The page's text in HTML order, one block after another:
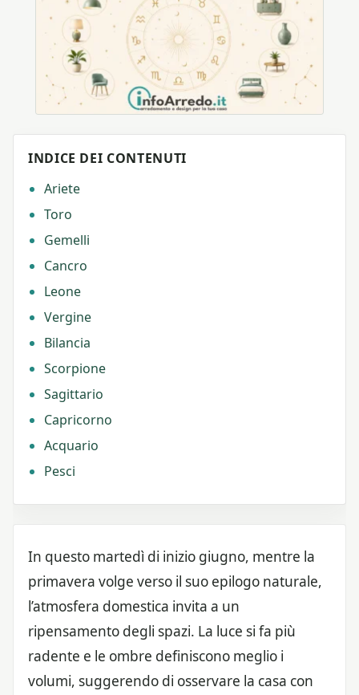
INDICE DEI CONTENUTI
Ariete
Toro
Gemelli
Cancro
Leone
Vergine
Bilancia
Scorpione
Sagittario
Capricorno
Acquario
Pesci
In questo martedì di inizio giugno, mentre la
primavera volge verso il suo epilogo naturale,
l’atmosfera domestica invita a un
ripensamento degli spazi. La luce si fa più
radente e le ombre definiscono meglio i
volumi, suggerendo di osservare la casa con